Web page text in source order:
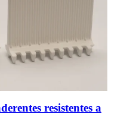
resistentes a